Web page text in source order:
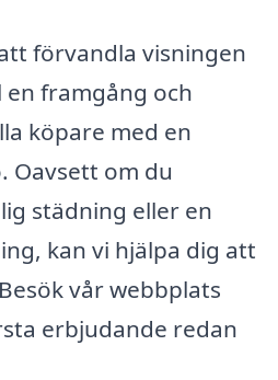
förvandla visningen
framgång och
köpare med en
Oavsett om du
städning eller en
kan vi hjälpa dig att
vår webbplats
erbjudande redan